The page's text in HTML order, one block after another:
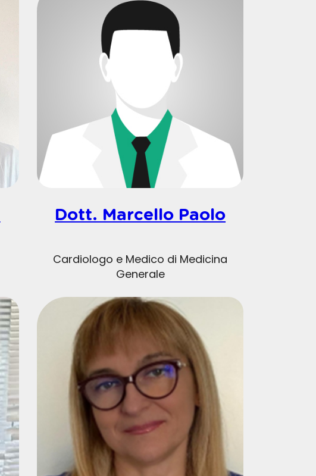
Dott. Marcello Paolo
Cardiologo e Medico di Medicina
Generale